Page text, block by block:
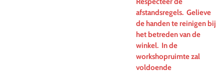
afstandsregels. Gelieve
de handen te reinigen bij
het betreden van de
winkel. In de
workshopruimte zal
voldoende